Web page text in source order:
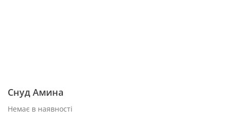
Снуд Амина
Немає в наявності